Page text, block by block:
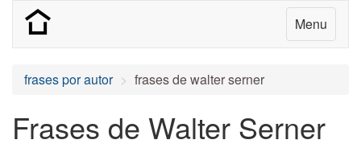
Menu
frases por autor frases de walter serner
Frases de Walter Serner